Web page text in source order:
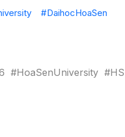
#DaihocHoaSen
#HoaSenUniversity